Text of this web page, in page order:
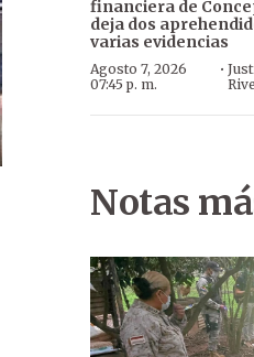
financiera de
deja dos
varias evidencias
Agosto 7, 2026
07:45 p. m.
·
Notas